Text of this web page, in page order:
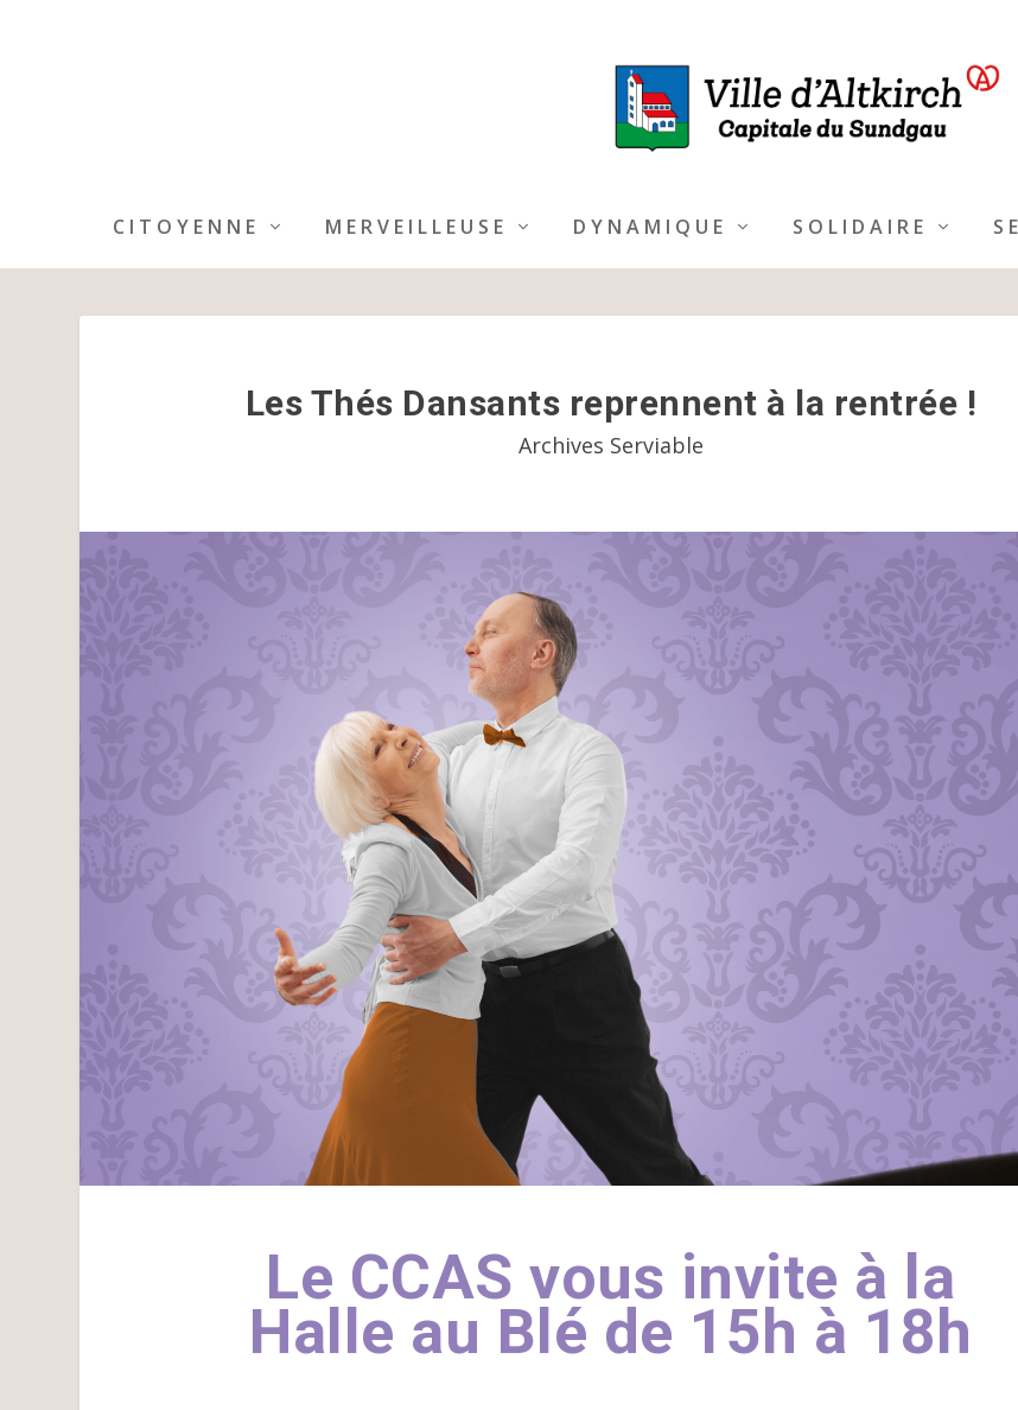
CITOYENNE MERVEILLEUSE DYNAMIQUE SOLIDAIRE
Les Thés Dansants reprennent à la rentrée !
Archives Serviable
Le CCAS vous invite à la
Halle au Blé de 15h à 18h